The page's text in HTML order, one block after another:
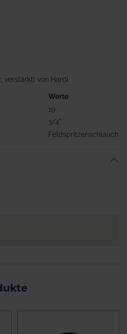
verstärkt) von Hardi.
Werte
19
3/4"
Feldspritzenschlauch